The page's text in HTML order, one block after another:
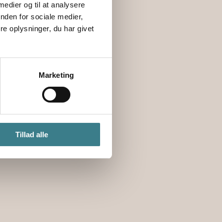
og til at analysere
for sociale medier,
oplysninger, du har givet
Marketing
Tillad alle
+ 45 33 26 09 50
event@vega.dk
1674 København V